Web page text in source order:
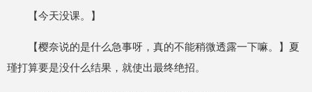
【今天没课。】
【樱奈说的是什么急事呀，真的不能稍微透露一下嘛。】夏
瑾打算要是没什么结果，就使出最终绝招。